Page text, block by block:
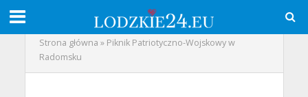
Strona główna » Piknik Patriotyczno-Wojskowy w
Radomsku